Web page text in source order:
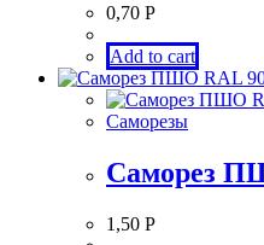
0,70 Р
Add to cart
Саморезы
Саморез
1,50 Р